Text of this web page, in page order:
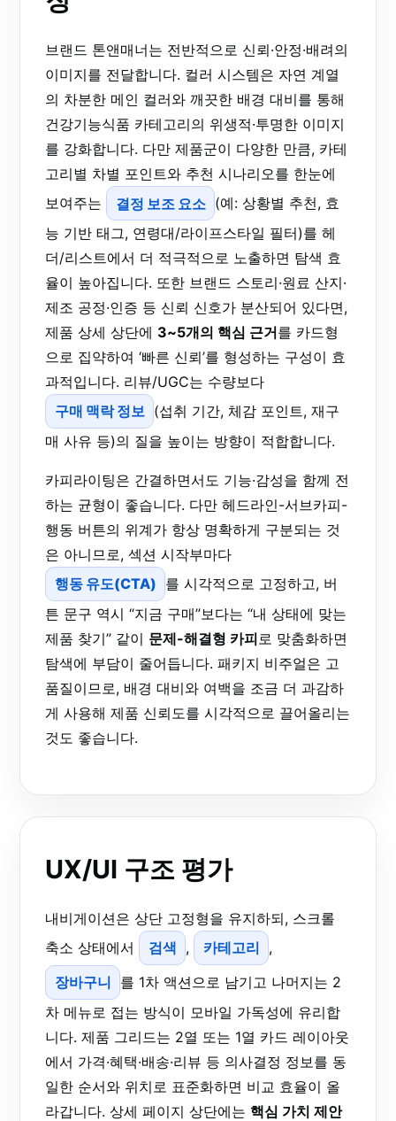
브랜드 톤앤매너는 전반적으로 신뢰·안정·배려의
이미지를 전달합니다. 컬러 시스템은 자연 계열
의 차분한 메인 컬러와 깨끗한 배경 대비를 통해
건강기능식품 카테고리의 위생적·투명한 이미지
를 강화합니다. 다만 제품군이 다양한 만큼, 카테
고리별 차별 포인트와 추천 시나리오를 한눈에
보여주는
결정 보조 요소 (예: 상황별 추천, 효
능 기반 태그, 연령대/라이프스타일 필터)를 헤
더/리스트에서 더 적극적으로 노출하면 탐색 효
율이 높아집니다. 또한 브랜드 스토리·원료 산지·
제조 공정·인증 등 신뢰 신호가 분산되어 있다면,
제품 상세 상단에 3~5개의 핵심 근거를 카드형
으로 집약하여 ‘빠른 신뢰’를 형성하는 구성이 효
과적입니다. 리뷰/UGC는 수량보다
구매 맥락 정보 (섭취 기간, 체감 포인트, 재구
매 사유 등)의 질을 높이는 방향이 적합합니다.
카피라이팅은 간결하면서도 기능·감성을 함께 전
하는 균형이 좋습니다. 다만 헤드라인-서브카피-
행동 버튼의 위계가 항상 명확하게 구분되는 것
은 아니므로, 섹션 시작부마다
행동 유도(CTA) 를 시각적으로 고정하고, 버
튼 문구 역시 “지금 구매”보다는 “내 상태에 맞는
제품 찾기” 같이 문제-해결형 카피 로 맞춤화하면
탐색에 부담이 줄어듭니다. 패키지 비주얼은 고
품질이므로, 배경 대비와 여백을 조금 더 과감하
게 사용해 제품 신뢰도를 시각적으로 끌어올리는
것도 좋습니다.
UX/UI 구조 평가
내비게이션은 상단 고정형을 유지하되, 스크롤
축소 상태에서
검색 , 카테고리
,
장바구니
를 1차 액션으로 남기고 나머지는 2
차 메뉴로 접는 방식이 모바일 가독성에 유리합
니다. 제품 그리드는 2열 또는 1열 카드 레이아웃
에서 가격·혜택·배송·리뷰 등 의사결정 정보를 동
일한 순서와 위치로 표준화하면 비교 효율이 올
라갑니다. 상세 페이지 상단에는 핵심 가치 제안